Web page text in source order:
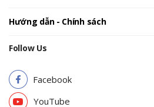
Hướng dẫn - Chính sách
Follow Us
Facebook
YouTube